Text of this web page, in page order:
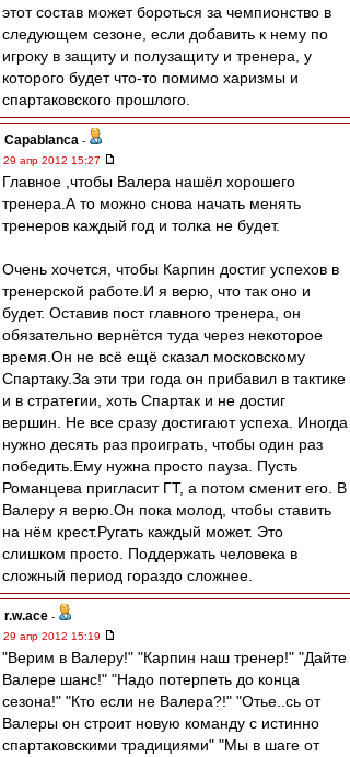
этот состав может бороться за чемпионство в
следующем сезоне, если добавить к нему по
игроку в защиту и полузащиту и тренера, у
которого будет что-то помимо харизмы и
спартаковского прошлого.
Сapablanca -
29 апр 2012 15:27
Главное ,чтобы Валера нашёл хорошего
тренера.А то можно снова начать менять
тренеров каждый год и толка не будет.
Очень хочется, чтобы Карпин достиг успехов в
тренерской работе.И я верю, что так оно и
будет. Оставив пост главного тренера, он
обязательно вернётся туда через некоторое
время.Он не всё ещё сказал московскому
Спартаку.За эти три года он прибавил в тактике
и в стратегии, хоть Спартак и не достиг
вершин. Не все сразу достигают успеха. Иногда
нужно десять раз проиграть, чтобы один раз
победить.Ему нужна просто пауза. Пусть
Романцева пригласит ГТ, а потом сменит его. В
Валеру я верю.Он пока молод, чтобы ставить
на нём крест.Ругать каждый может. Это
слишком просто. Поддержать человека в
сложный период гораздо сложнее.
r.w.ace -
29 апр 2012 15:19
"Верим в Валеру!" "Карпин наш тренер!" "Дайте
Валере шанс!" "Надо потерпеть до конца
сезона!" "Кто если не Валера?!" "Отье..сь от
Валеры он строит новую команду с истинно
спартаковскими традициями" "Мы в шаге от